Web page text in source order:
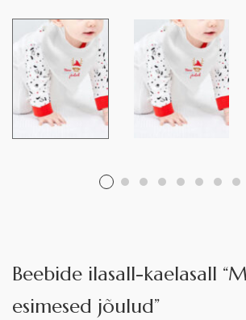
Beebide ilasall-kaelasall
esimesed jõulud”